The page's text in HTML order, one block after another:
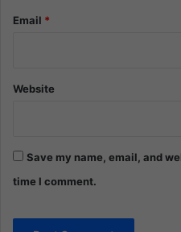
Email *
Website
Save my name, email, and
time I comment.